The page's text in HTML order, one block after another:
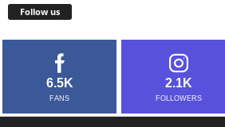
Follow us
6.5K
FANS
2.1K
FOLLOWERS